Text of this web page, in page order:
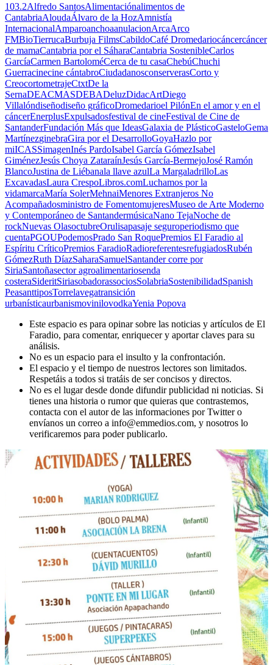
103.2Alfredo SantosAlimentaciónalimentos de
CantabriaAloudaÁlvaro de la HozAmnistía
InternacionalAmparoanchoaanulacionArcaArco
FMBioTierrucaBurbuja FilmsCabildoCafé Dromedariocáncercáncer
de mamaCantabria por el SáharaCantabria SostenibleCarlos
GarcíaCarmen BartoloméCerca de tu casaChebúChuchi
Guerracinecine cántabroCiudadanosconserverasCorto y
CreocortometrajeCtxtDe la
SernaDEACMASDEBADeluzDidacArtDiego
Villalóndiseñodiseño gráficoDromedarioel PilónEn el amor y en el
cáncerEnerplusExpulsadosfestival de cineFestival de Cine de
SantanderFundación Más que IdeasGalaxia de PlásticoGasteloGema
MartínezginebraGira por el DesarrolloGoyaHazlo por
miICASSimagenInés PardoIsabel García GómezIsabel
GiménezJesús Choya ZataraínJesús García-BermejoJosé Ramón
BlancoJustina de Liébanala llave azulLa MargaladrilloLas
ExcavadasLaura CrespoLibros.comLuchamos por la
vidamarcaMaría SolerMehnaiMenores Extranjeros No
Acompañadosministro de FomentomujeresMuseo de Arte Moderno
y Contemporáneo de SantandermúsicaNano TejaNoche de
rockNuevas OlasoctubreOrulisapasaje seguroperiodismo que
cuentaPGOUPodemosPrado San RoquePremios El Faradio al
Espíritu CríticoPremios FaradioRadioreferentesrefugiadosRubén
GómezRuth DíazSaharaSamuelSantander corre por
SiriaSantoñasector agroalimentariosenda
costeraSideritSiriasobadorassociosSolabriaSostenibilidadSpanish
PeasanttiposTorrelavegatransición
urbanísticaurbanismovinilovodkaYenia Popova
Este espacio es para opinar sobre las noticias y artículos de El
Faradio, para comentar, enriquecer y aportar claves para su
análisis.
No es un espacio para el insulto y la confrontación.
El espacio y el tiempo de nuestros lectores son limitados.
Respetáis a todos si tratáis de ser concisos y directos.
No es el lugar desde donde difundir publicidad ni noticias. Si
tienes una historia o rumor que quieras que contrastemos,
contacta con el autor de las informaciones por Twitter o
envíanos un correo a info@emmedios.com, y nosotros lo
verificaremos para poder publicarlo.